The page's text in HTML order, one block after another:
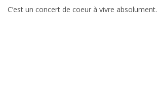
C’est un concert de coeur à vivre absolument.